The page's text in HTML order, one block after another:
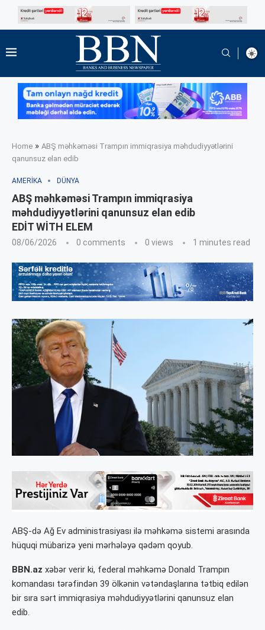
Home » ABŞ məhkəməsi Trampın immiqrasiya məhdudiyyətlərini
qanunsuz elan edib
AMERIKA DÜNYA
ABŞ məhkəməsi Trampın immiqrasiya
məhdudiyyətlərini qanunsuz elan edib
EDIT WITH ELEM
08/06/2026 0 comments 0 views 1 minutes read
ABŞ-də Ağ Ev administrasiyası ilə məhkəmə sistemi arasında
hüquqi mübarizə yeni mərhələyə qədəm qoyub.
BBN.az xəbər verir ki, federal məhkəmə Donald Trampın
komandası tərəfindən 39 ölkənin vətəndaşlarına tətbiq edilən
bir sıra sərt immiqrasiya məhdudiyyətlərini qanunsuz elan
edib.